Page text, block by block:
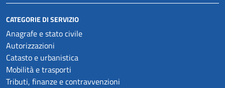
CATEGORIE DI SERVIZIO
Anagrafe e stato civile
Autorizzazioni
Catasto e urbanistica
Mobilità e trasporti
Tributi, finanze e contravvenzioni